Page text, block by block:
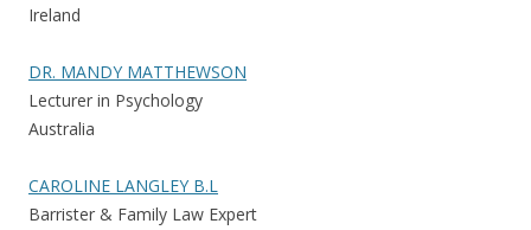
Ireland
DR. MANDY MATTHEWSON
Lecturer in Psychology
Australia
CAROLINE LANGLEY B.L
Barrister & Family Law Expert